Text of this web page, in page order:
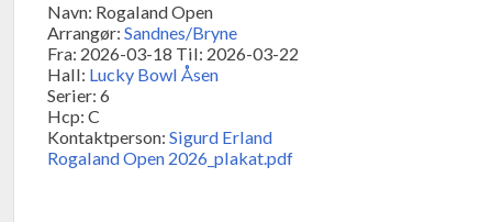
Navn: Rogaland Open
Arrangør: Sandnes/Bryne
Fra: 2026-03-18 Til: 2026-03-22
Hall: Lucky Bowl Åsen
Serier: 6
Hcp: C
Kontaktperson: Sigurd Erland
Rogaland Open 2026_plakat.pdf